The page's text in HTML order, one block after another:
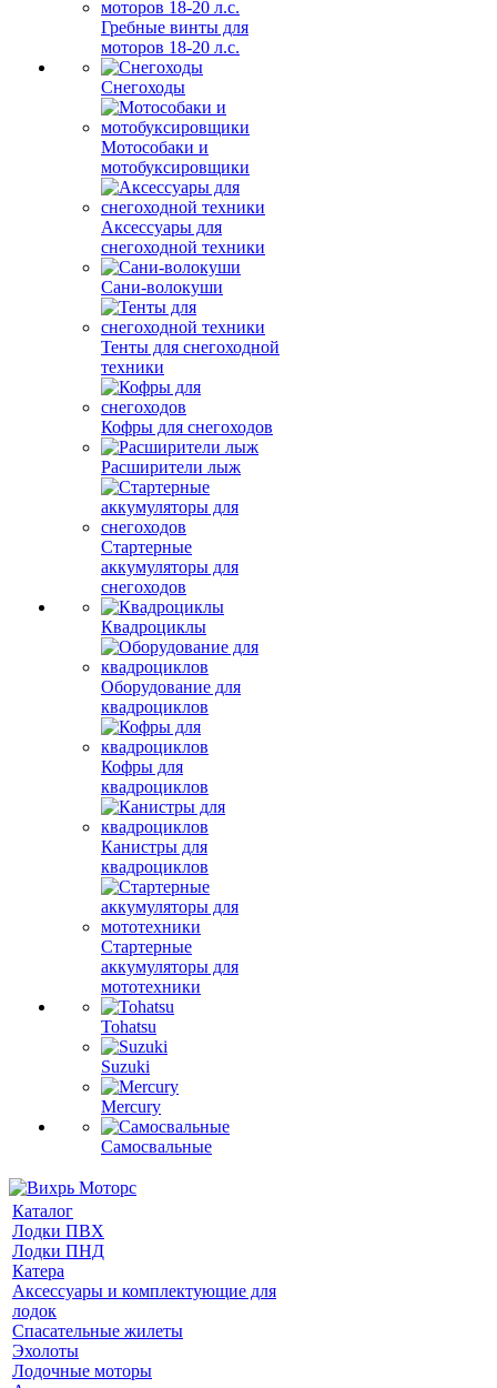
Гребные винты для
моторов 18-20 л.с.
Снегоходы
Мотособаки и
мотобуксировщики
Аксессуары для
снегоходной техники
Сани-волокуши
Тенты для снегоходной
техники
Кофры для снегоходов
Расширители лыж
Стартерные
аккумуляторы для
снегоходов
Квадроциклы
Оборудование для
квадроциклов
Кофры для
квадроциклов
Канистры для
квадроциклов
Стартерные
аккумуляторы для
мототехники
Tohatsu
Suzuki
Mercury
Самосвальные
Каталог
Лодки ПВХ
Лодки ПНД
Катера
Аксессуары и комплектующие для
лодок
Спасательные жилеты
Эхолоты
Лодочные моторы